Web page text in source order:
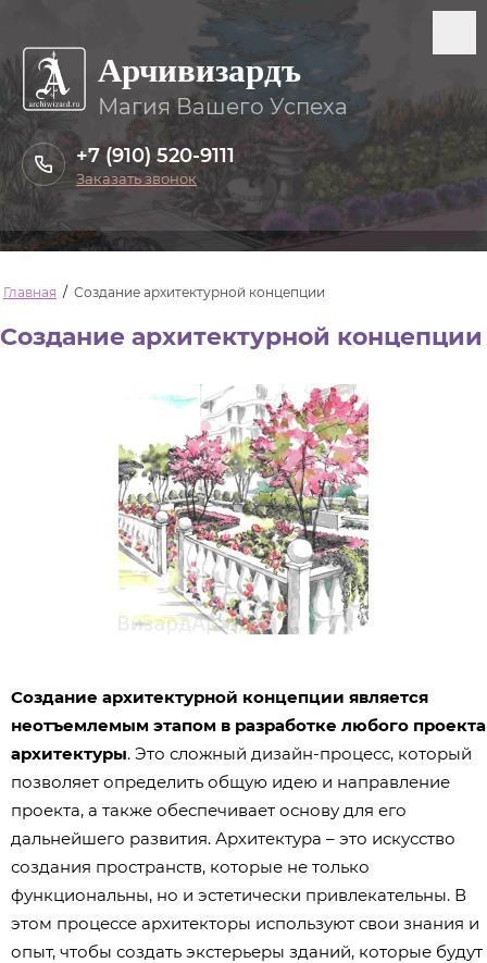
Арчивизардъ
Магия Вашего Успеха
+7 (910) 520-9111
Заказать звонок
Главная / Создание архитектурной концепции
Создание архитектурной концепции
Создание архитектурной концепции является
неотъемлемым этапом в разработке любого проекта
архитектуры. Это сложный дизайн-процесс, который
позволяет определить общую идею и направление
проекта, а также обеспечивает основу для его
дальнейшего развития. Архитектура – это искусство
создания пространств, которые не только
функциональны, но и эстетически привлекательны. В
этом процессе архитекторы используют свои знания и
опыт, чтобы создать экстерьеры зданий, которые будут